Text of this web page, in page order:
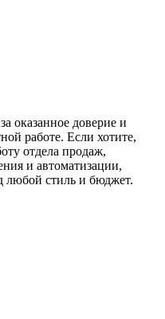
оказанное доверие и
работе. Если хотите,
отдела продаж,
и автоматизации,
любой стиль и бюджет.